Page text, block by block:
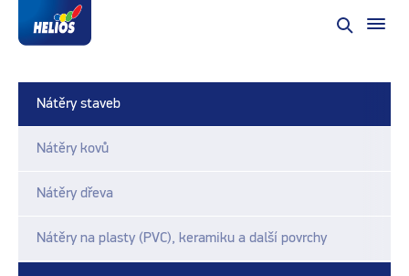
Nátěry staveb
Nátěry kovů
Nátěry dřeva
Nátěry na plasty (PVC), keramiku a další povrchy